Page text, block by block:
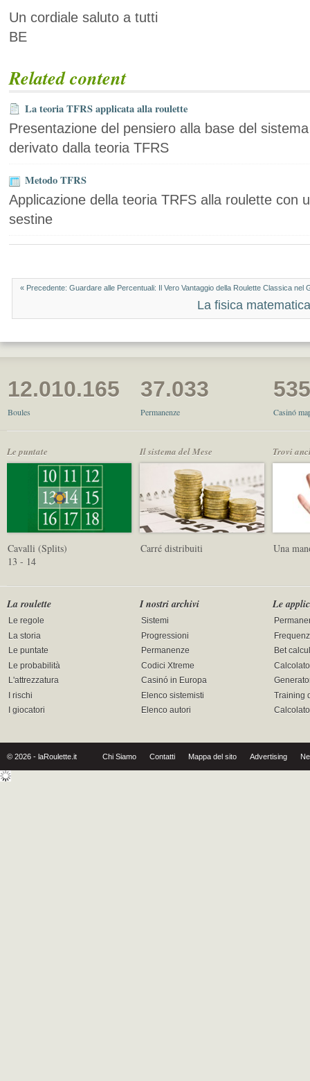
Un cordiale saluto a tutti
BE
Related content
La teoria TFRS applicata alla roulette
Presentazione del pensiero alla base del
derivato dalla teoria TFRS
Metodo TFRS
Applicazione della teoria TRFS alla roulette con
sestine
« Precedente: Guardare alle Percentuali: Il Vero Vantaggio della Roulette Classica nel
La fisica
12.010.165
Boules
37.033
Permanenze Casinó
Le puntate
Cavalli (Splits)
13 - 14
Il sistema del Mese
Carré distribuiti
Trovi
Una
La roulette
Le regole
La storia
Le puntate
Le probabilità
L'attrezzatura
I rischi
I giocatori
I nostri archivi
Sistemi
Progressioni
Permanenze
Codici Xtreme
Casinó in Europa
Elenco sistemisti
Elenco autori
Le
Bet
Training
© 2026 - laRoulette.it Chi Siamo Contatti Mappa del sito Advertising